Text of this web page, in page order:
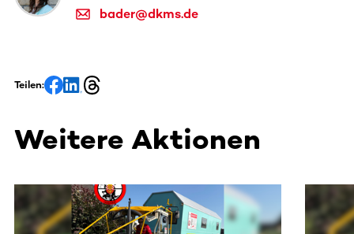
bader@dkms.de
Teilen:
Weitere Aktionen
Dieser Bereich enthält horizontal scrollbare Inhalte.